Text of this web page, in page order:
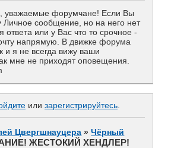
уважаемые форумчане! Если Вы
Личное сообщение, но на него нет
ответа или у Вас что то срочное -
напрямую. В движке форума
и я не всегда вижу ваши
мне не приходят оповещения.
или зарегистрируйтесь.
Цвергшнауцера »Чёрный
ЖЕСТОКИЙ ХЕНДЛЕР!